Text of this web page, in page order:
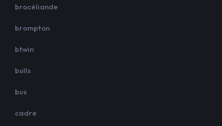
brocéliande
brompton
btwin
bulls
bus
cadre